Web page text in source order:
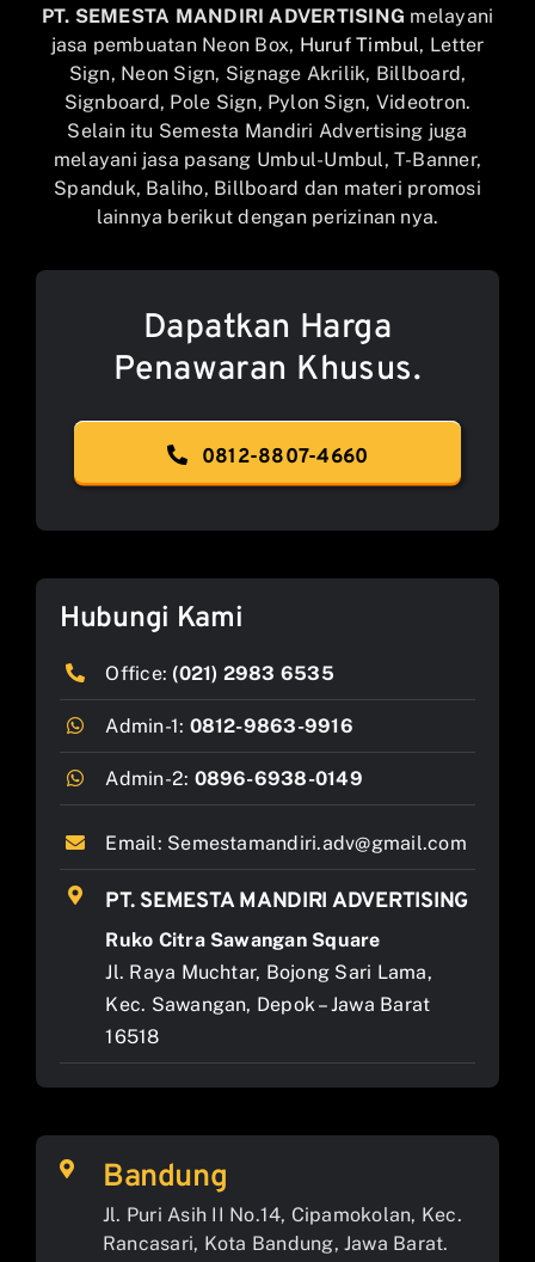
PT. SEMESTA MANDIRI ADVERTISING melayani
jasa pembuatan Neon Box, Huruf Timbul, Letter
Sign, Neon Sign, Signage Akrilik, Billboard,
Signboard, Pole Sign, Pylon Sign, Videotron.
Selain itu Semesta Mandiri Advertising juga
melayani jasa pasang Umbul-Umbul, T-Banner,
Spanduk, Baliho, Billboard dan materi promosi
lainnya berikut dengan perizinan nya.
Dapatkan Harga
Penawaran Khusus.
0812-8807-4660
Hubungi Kami
Office: (021) 2983 6535
Admin-1: 0812-9863-9916
Admin-2: 0896-6938-0149
Email: Semestamandiri.adv@gmail.com
PT. SEMESTA MANDIRI ADVERTISING
Ruko Citra Sawangan Square
Jl. Raya Muchtar, Bojong Sari Lama,
Kec. Sawangan, Depok – Jawa Barat
16518
Bandung
Jl. Puri Asih II No.14, Cipamokolan, Kec.
Rancasari, Kota Bandung, Jawa Barat.